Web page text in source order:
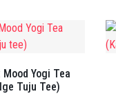
Yogi Tea
Tuju Tee)